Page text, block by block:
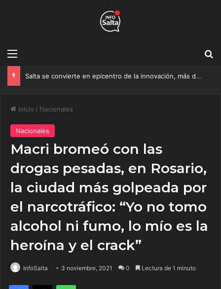
Menú
Salta se convierte en epicentro de la innovación, más de 600 personas ya participan del NOA Innova
Inicio / Nacionales
Nacionales
Macri bromeó con las
drogas pesadas, en Rosario,
la ciudad más golpeada por
el narcotráfico: “Yo no tomo
alcohol ni fumo, lo mío es la
heroína y el crack”
InfoSalta 3 noviembre, 2021 0 Lectura de 1 minuto
Facebook
X WhatsApp